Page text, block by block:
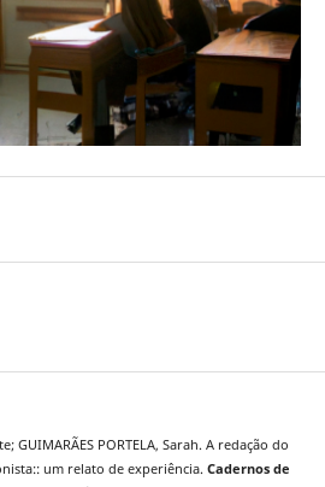
GUIMARÃES PORTELA, Sarah. A redação do
um relato de experiência. Cadernos de